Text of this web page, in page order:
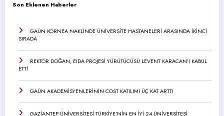
Son Eklenen Haberler
GAÜN KORNEA NAKLİNDE ÜNİVERSİTE HASTANELERİ ARASINDA İKİNCİ
SIRADA
REKTÖR DOĞAN, EIDA PROJESİ YÜRÜTÜCÜSÜ LEVENT KARACAN’I KABUL
ETTİ
GAÜN AKADEMİSYENLERİNİN COST KATILIMI ÜÇ KAT ARTTI
GAZİANTEP ÜNİVERSİTESİ TÜRKİYE’NİN EN İYİ 24 ÜNİVERSİTESİ